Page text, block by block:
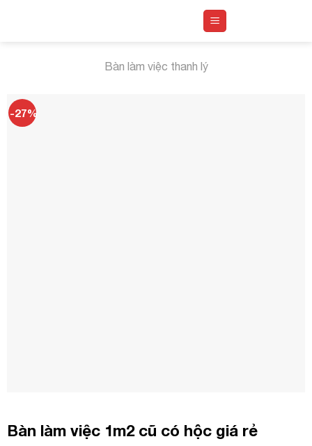
Bàn làm việc thanh lý
-27%
Bàn làm việc 1m2 cũ có hộc giá rẻ